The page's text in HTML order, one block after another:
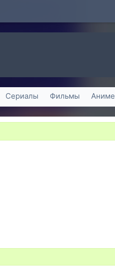
Сериалы Фильмы Аниме